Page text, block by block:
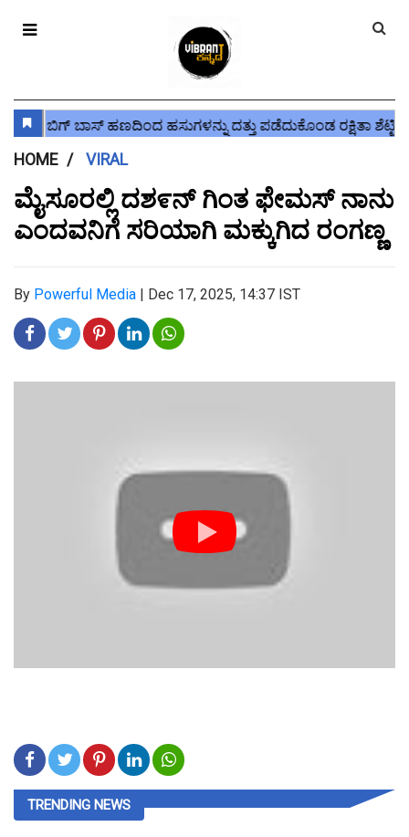
HOME VIRAL
ಮೈಸೂರಲ್ಲಿ ದಶ೯ನ್ ಗಿಂತ ಫೇಮಸ್ ನಾನು
ಎಂದವನಿಗೆ ಸರಿಯಾಗಿ ಮಕ್ಕುಗಿದ ರಂಗಣ್ಣ
By Powerful Media | Dec 17, 2025, 14:37 IST
TRENDING NEWS